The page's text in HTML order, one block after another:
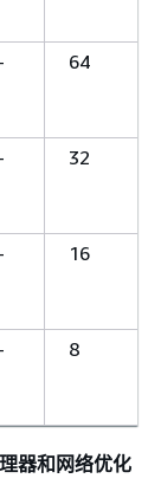
64
32
16
8
器和网络优化